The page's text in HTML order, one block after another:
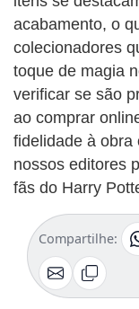
acabamento, o
colecionadores
toque de magia
verificar se são
ao comprar
fidelidade à obra
nossos editores
fãs do Harry
Compartilhe: